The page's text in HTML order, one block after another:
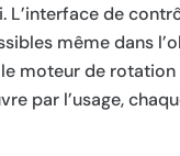
L’interface de
même dans
moteur de
par l’usage,